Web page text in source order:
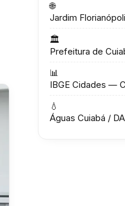
🌐
Jardim
🏛️
Prefeitura de
📊
IBGE Cidades —
💧
Águas Cuiabá /